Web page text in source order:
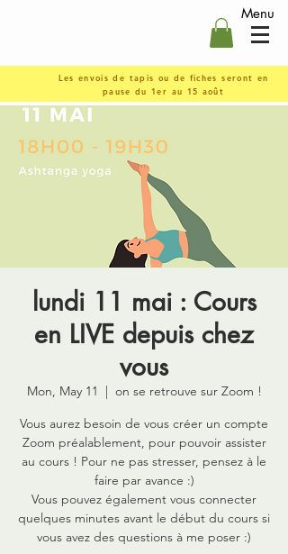
Menu
Les envois de tapis ou de fiches seront en
pause du 1er au 15 août
lundi 11 mai : Cours
en LIVE depuis chez
vous
Mon, May 11
  |
on se retrouve sur Zoom !
Vous aurez besoin de vous créer un compte
Zoom préalablement, pour pouvoir assister
au cours ! Pour ne pas stresser, pensez à le
faire par avance :)
Vous pouvez également vous connecter
quelques minutes avant le début du cours si
vous avez des questions à me poser :)